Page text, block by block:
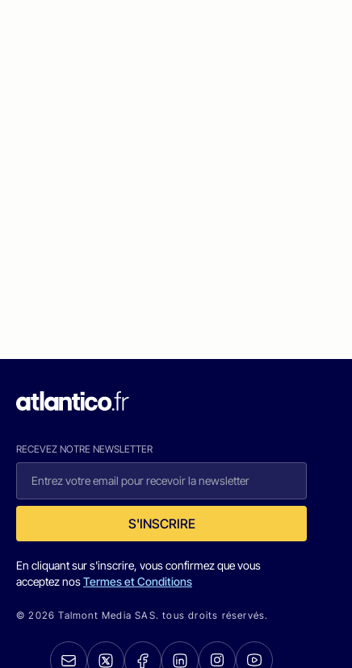
RECEVEZ NOTRE NEWSLETTER
S'INSCRIRE
En cliquant sur s'inscrire, vous confirmez que vous
acceptez nosTermes et Conditions
© 2026 Talmont Media SAS. tous droits réservés.